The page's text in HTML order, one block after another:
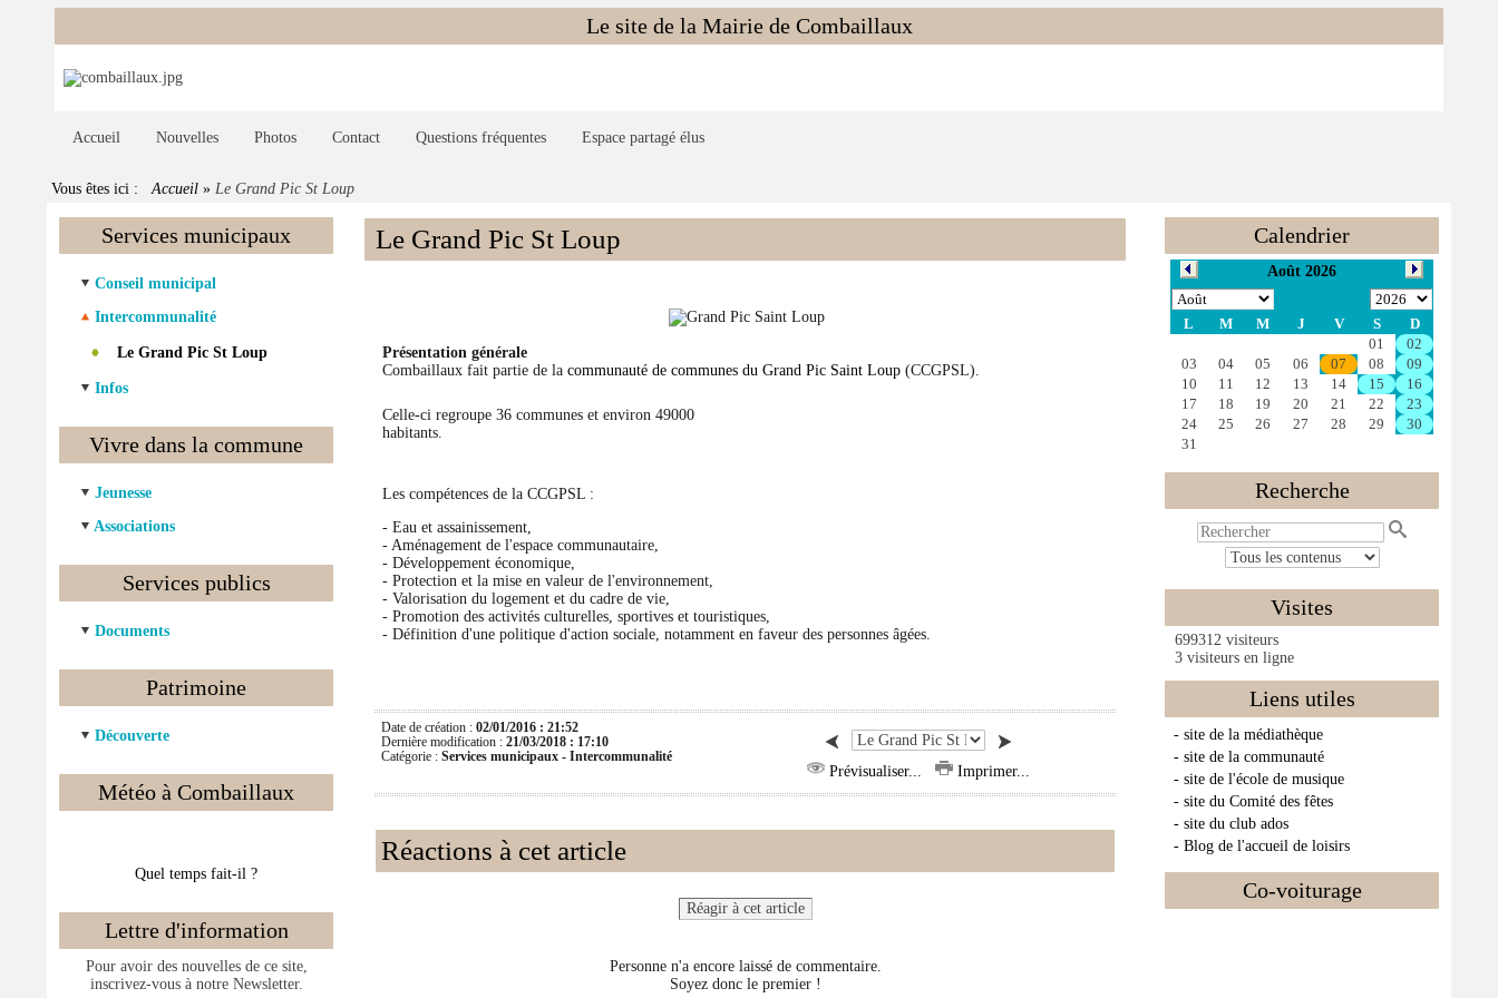
Le site de la Mairie de Combaillaux
Accueil Nouvelles Photos Contact Questions fréquentes Espace partagé élus
Vous êtes ici : Accueil » Le Grand Pic St Loup
Services municipaux
Conseil municipal
Intercommunalité
Le Grand Pic St Loup
Infos
Vivre dans la commune
Jeunesse
Associations
Services publics
Documents
Patrimoine
Découverte
Météo à Combaillaux
Quel temps fait-il ?
Lettre d'information
Pour avoir des nouvelles de ce site,
inscrivez-vous à notre Newsletter.
Le Grand Pic St Loup
Présentation générale
Combaillaux fait partie de la communauté de communes du Grand Pic Saint Loup (CCGPSL).
Celle-ci regroupe 36 communes et environ 49000
habitants.
Les compétences de la CCGPSL :
- Eau et assainissement,
- Aménagement de l'espace communautaire,
- Développement économique,
- Protection et la mise en valeur de l'environnement,
- Valorisation du logement et du cadre de vie,
- Promotion des activités culturelles, sportives et touristiques,
- Définition d'une politique d'action sociale, notamment en faveur des personnes âgées.
Date de création : 02/01/2016 : 21:52
Dernière modification : 21/03/2018 : 17:10
Catégorie : Services municipaux - Intercommunalité
Prévisualiser... Imprimer...
Réactions à cet article
Réagir à cet article
Personne n'a encore laissé de commentaire.
Soyez donc le premier !
Calendrier
Recherche
Visites
699312 visiteurs
3 visiteurs en ligne
Liens utiles
- site de la médiathèque
- site de la communauté
- site de l'école de musique
- site du Comité des fêtes
- site du club ados
- Blog de l'accueil de loisirs
Co-voiturage